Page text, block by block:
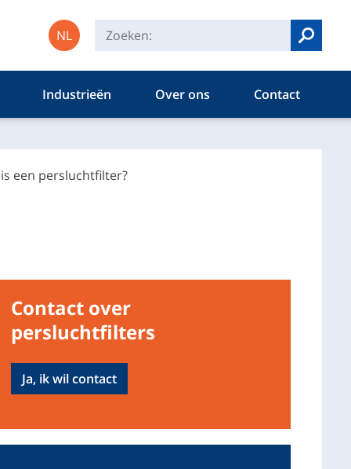
NL
Zoeken
Industrieën Over ons Contact
een persluchtfilter?
Contact over
persluchtfilters
Ja, ik wil contact